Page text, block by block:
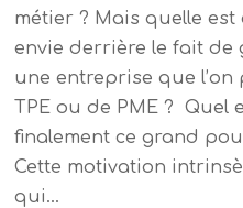
métier ? Mais quelle est
envie derrière le fait de
une entreprise que l’on
TPE ou de PME ? Quel
finalement ce grand
Cette motivation
qui...